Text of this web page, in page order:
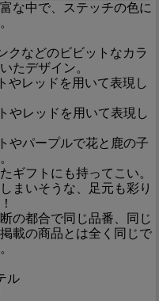
な中で、ステッチの色に
クなどのビビットなカラ
たデザイン。
やレッドを用いて表現し
やレッドを用いて表現し
やパープルで花と鹿の子
ギフトにも持ってこい。
まいそうな、足元も彩り
の都合で同じ品番、同じ
載の商品とは全く同じで
ル